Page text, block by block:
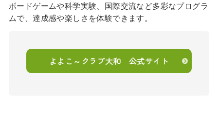
ボードゲームや科学実験、国際交流など多彩なプログラ
ムで、達成感や楽しさを体験できます。
よよこ～クラブ大和 公式サイト